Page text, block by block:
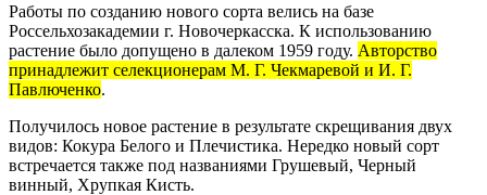
Работы по созданию нового сорта велись на базе
Россельхозакадемии г. Новочеркасска. К использованию
растение было допущено в далеком 1959 году. Авторство
принадлежит селекционерам М. Г. Чекмаревой и И. Г.
Павлюченко.
Получилось новое растение в результате скрещивания двух
видов: Кокура Белого и Плечистика. Нередко новый сорт
встречается также под названиями Грушевый, Черный
винный, Хрупкая Кисть.